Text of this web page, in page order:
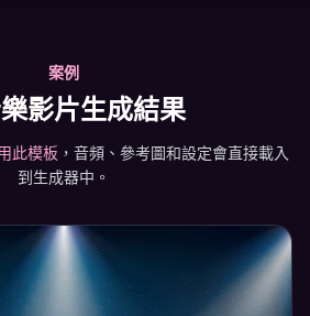
案例
影片生成結果
此模板 ，音頻、參考圖和設定會直接載入
到生成器中。